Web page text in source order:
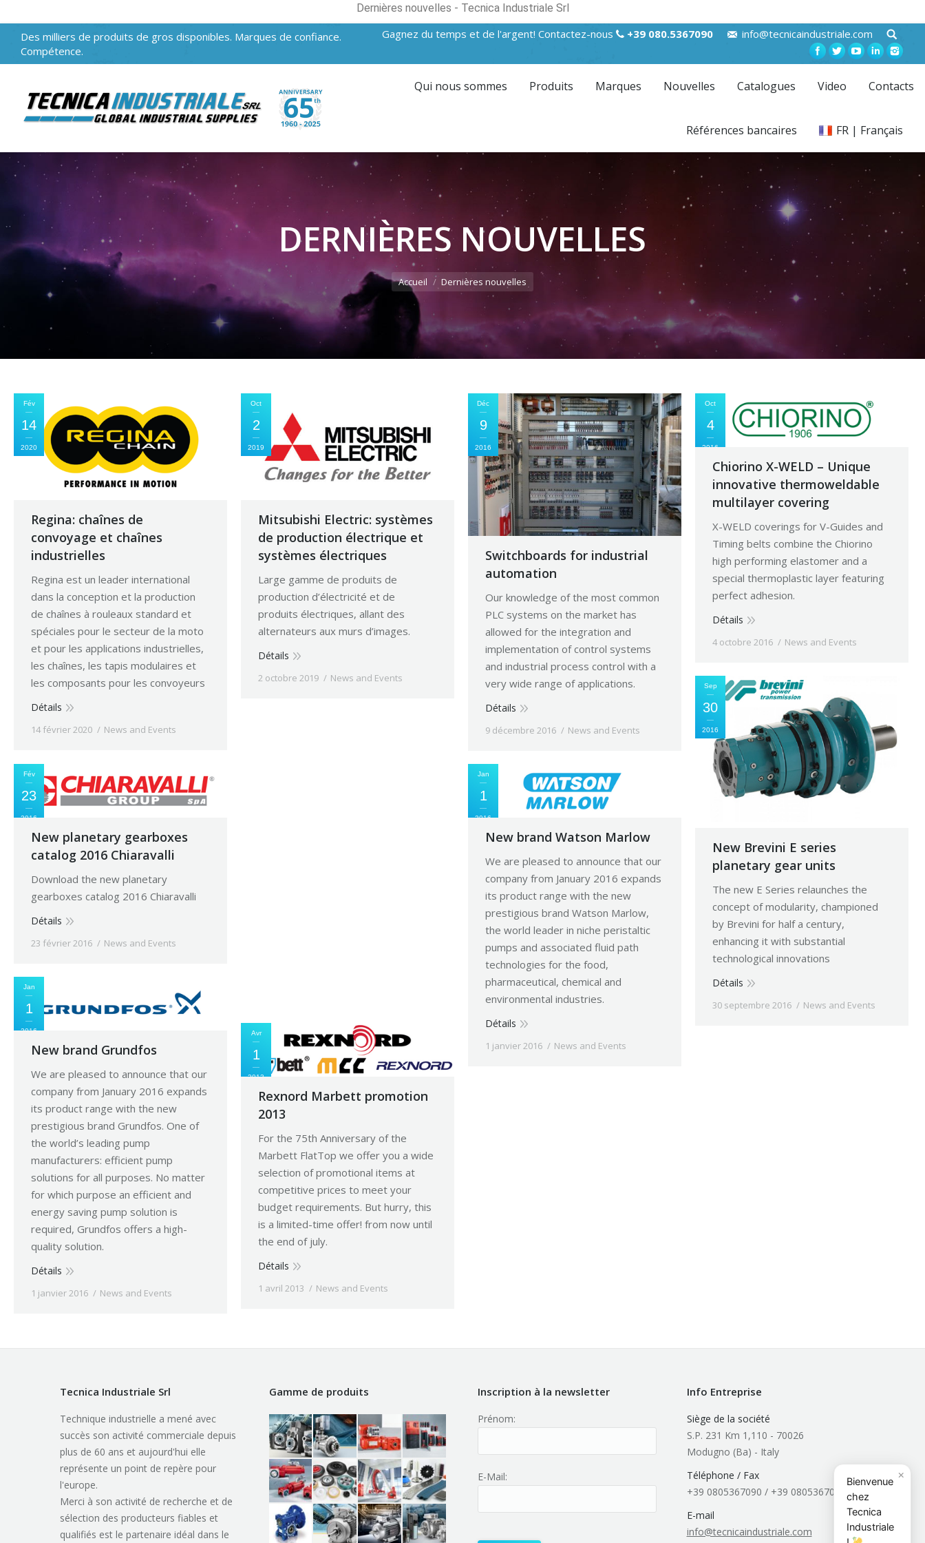
Dernières nouvelles - Tecnica Industriale Srl
Des milliers de produits de gros disponibles. Marques de confiance.
Compétence.
Gagnez du temps et de l'argent! Contactez-nous +39 080.5367090 info@tecnicaindustriale.com
Qui nous sommes Produits Marques Nouvelles Catalogues Video Contacts
Références bancaires FR | Français
DERNIÈRES NOUVELLES
Vous êtes ici :
Accueil Dernières nouvelles
Fév
14
2020
Regina: chaînes de
convoyage et chaînes
industrielles
Regina est un leader international
dans la conception et la production
de chaînes à rouleaux standard et
spéciales pour le secteur de la moto
et pour les applications industrielles,
les chaînes, les tapis modulaires et
les composants pour les convoyeurs
Détails
14 février 2020 News and Events
Oct
2
2019
Mitsubishi Electric: systèmes
de production électrique et
systèmes électriques
Large gamme de produits de
production d’électricité et de
produits électriques, allant des
alternateurs aux murs d’images.
Détails
2 octobre 2019 News and Events
Déc
9
2016
Switchboards for industrial
automation
Our knowledge of the most common
PLC systems on the market has
allowed for the integration and
implementation of control systems
and industrial process control with a
very wide range of applications.
Détails
9 décembre 2016 News and Events
Oct
4
2016
Chiorino X-WELD – Unique
innovative thermoweldable
multilayer covering
X-WELD coverings for V-Guides and
Timing belts combine the Chiorino
high performing elastomer and a
special thermoplastic layer featuring
perfect adhesion.
Détails
4 octobre 2016 News and Events
Sep
30
2016
New Brevini E series
planetary gear units
The new E Series relaunches the
concept of modularity, championed
by Brevini for half a century,
enhancing it with substantial
technological innovations
Détails
30 septembre 2016 News and Events
Fév
23
2016
New planetary gearboxes
catalog 2016 Chiaravalli
Download the new planetary
gearboxes catalog 2016 Chiaravalli
Détails
23 février 2016 News and Events
Jan
1
2016
New brand Watson Marlow
We are pleased to announce that our
company from January 2016 expands
its product range with the new
prestigious brand Watson Marlow,
the world leader in niche peristaltic
pumps and associated fluid path
technologies for the food,
pharmaceutical, chemical and
environmental industries.
Détails
1 janvier 2016 News and Events
Jan
1
2016
New brand Grundfos
We are pleased to announce that our
company from January 2016 expands
its product range with the new
prestigious brand Grundfos. One of
the world’s leading pump
manufacturers: efficient pump
solutions for all purposes. No matter
for which purpose an efficient and
energy saving pump solution is
required, Grundfos offers a high-
quality solution.
Détails
1 janvier 2016 News and Events
Avr
1
2013
Rexnord Marbett promotion
2013
For the 75th Anniversary of the
Marbett FlatTop we offer you a wide
selection of promotional items at
competitive prices to meet your
budget requirements. But hurry, this
is a limited-time offer! from now until
the end of july.
Détails
1 avril 2013 News and Events
Tecnica Industriale Srl
Technique industrielle a mené avec
succès son activité commerciale depuis
plus de 60 ans et aujourd'hui elle
représente un point de repère pour
l'europe.
Merci à son activité de recherche et de
sélection des producteurs fiables et
qualifiés est le partenaire idéal dans le
Gamme de produits Inscription à la newsletter
Prénom:
E-Mail:
Info Entreprise
Siège de la société
S.P. 231 Km 1,110 - 70026
Modugno (Ba) - Italy
Téléphone / Fax
+39 0805367090 / +39 0805367091
E-mail
info@tecnicaindustriale.com
×
Bienvenue
chez
Tecnica
Industriale